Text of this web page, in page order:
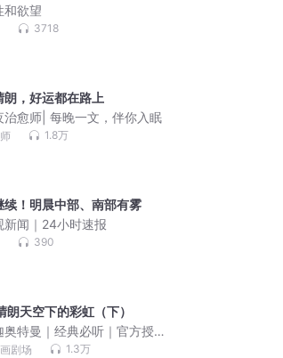
和欲望
3718
朗，好运都在路上
治愈师| 每晚一文，伴你入眠
1.8万
续！明晨中部、南部有雾
新闻｜24小时速报
390
天空下的彩虹（下）
奥特曼｜经典必听｜官方授
动画剧场】
剧场 1.3万